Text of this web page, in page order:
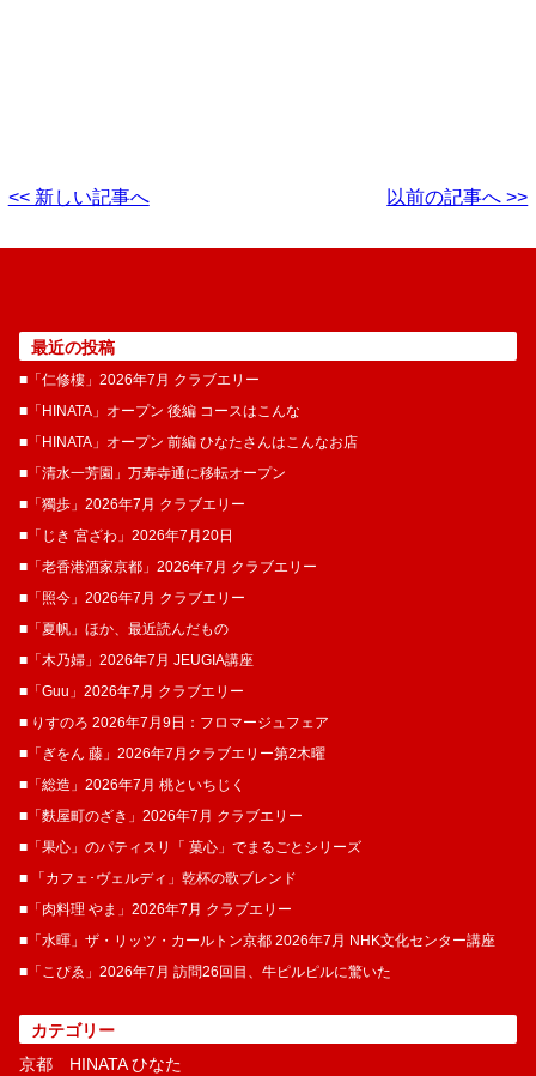
<< 新しい記事へ 以前の記事へ >>
最近の投稿
■「仁修樓」2026年7月 クラブエリー
■「HINATA」オープン 後編 コースはこんな
■「HINATA」オープン 前編 ひなたさんはこんなお店
■「清水一芳園」万寿寺通に移転オープン
■「獨歩」2026年7月 クラブエリー
■「じき 宮ざわ」2026年7月20日
■「老香港酒家京都」2026年7月 クラブエリー
■「照今」2026年7月 クラブエリー
■「夏帆」ほか、最近読んだもの
■「木乃婦」2026年7月 JEUGIA講座
■「Guu」2026年7月 クラブエリー
■ りすのろ 2026年7月9日：フロマージュフェア
■「ぎをん 藤」2026年7月クラブエリー第2木曜
■「総造」2026年7月 桃といちじく
■「麩屋町のざき」2026年7月 クラブエリー
■「果心」のパティスリ「 菓​心」でまるごとシリーズ
■ 「カフェ･ヴェルディ」乾杯の歌ブレンド
■「肉料理 やま」2026年7月 クラブエリー
■「水暉」ザ・リッツ・カールトン京都 2026年7月 NHK文化センター講座
■「こぴゑ」2026年7月 訪問26回目、牛ピルピルに驚いた
カテゴリー
京都 HINATA ひなた